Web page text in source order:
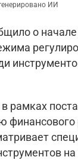
ИИ
о
рамках